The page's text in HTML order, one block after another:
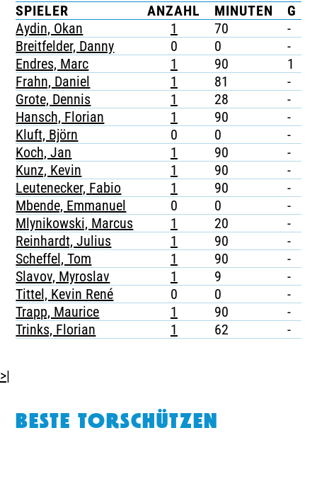
TICKETING
SPIELER
ANZAHL MINUTEN G
Aydin, Okan
1 70 -
Breitfelder, Danny
0 0 -
Endres, Marc
1 90 1
Frahn, Daniel
1 81 -
Grote, Dennis
1 28 -
Hansch, Florian
1 90 -
Kluft, Björn
0 0 -
Koch, Jan
1 90 -
Kunz, Kevin
1 90 -
Leutenecker, Fabio
1 90 -
Mbende, Emmanuel
0 0 -
Mlynikowski, Marcus
1 20 -
Reinhardt, Julius
1 90 -
Scheffel, Tom
1 90 -
Slavov, Myroslav
1 9 -
Tittel, Kevin René
0 0 -
Trapp, Maurice
1 90 -
Trinks, Florian
1 62 -
>|
BESTE TORSCHÜTZEN